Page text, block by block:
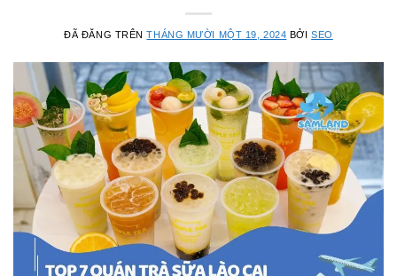
ĐÃ ĐĂNG TRÊNTHÁNG MƯỜI MỘT 19, 2024 BỞISEO